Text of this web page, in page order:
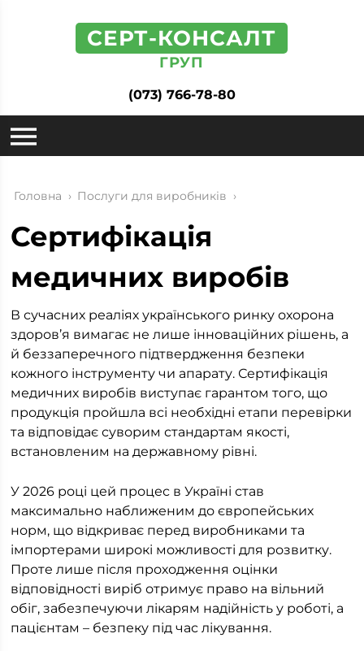
СЕРТ-КОНСАЛТ
ГРУП
(073) 766-78-80
Головна › Послуги для виробників ›
Сертифікація
медичних виробів
В сучасних реаліях українського ринку охорона
здоров’я вимагає не лише інноваційних рішень, а
й беззаперечного підтвердження безпеки
кожного інструменту чи апарату. Сертифікація
медичних виробів виступає гарантом того, що
продукція пройшла всі необхідні етапи перевірки
та відповідає суворим стандартам якості,
встановленим на державному рівні.
У 2026 році цей процес в Україні став
максимально наближеним до європейських
норм, що відкриває перед виробниками та
імпортерами широкі можливості для розвитку.
Проте лише після проходження оцінки
відповідності виріб отримує право на вільний
обіг, забезпечуючи лікарям надійність у роботі, а
пацієнтам – безпеку під час лікування.